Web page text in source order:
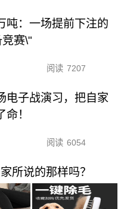
吨：一场提前下注的
赛\"
阅读 7207
电子战演习，把自家
！
阅读 6054
所说的那样吗？